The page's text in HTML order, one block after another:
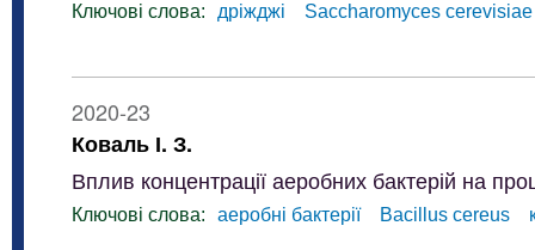
Ключові слова: дріжджі Saccharomyces сerevisiae
2020-23
Коваль І. З.
Вплив концентрації аеробних бактерій на
Ключові слова: аеробні бактерії Bacillus cereus